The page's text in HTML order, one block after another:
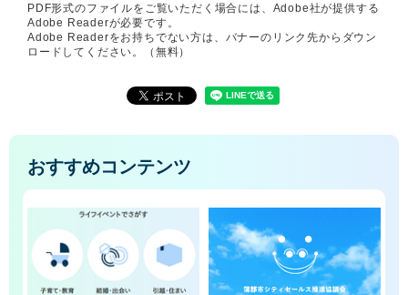
PDF形式のファイルをご覧いただく場合には、Adobe社が提供する
Adobe Readerが必要です。
Adobe Readerをお持ちでない方は、バナーのリンク先からダウン
ロードしてください。（無料）
おすすめコンテンツ